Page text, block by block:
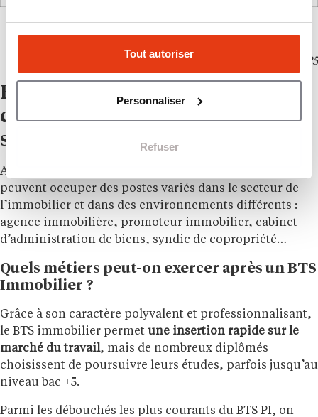
Tout autoriser
Personnaliser
Refuser
Source : Open Data Parcoursup 2025
BTS Professions Immobilières :
quels sont les débouchés et quel
salaire ?
Après un BTS Professions Immobilières, les diplômés
peuvent occuper des postes variés dans le secteur de
l’immobilier et dans des environnements différents :
agence immobilière, promoteur immobilier, cabinet
d’administration de biens, syndic de copropriété…
Quels métiers peut-on exercer après un BTS
Immobilier ?
Grâce à son caractère polyvalent et professionnalisant,
le BTS immobilier permet une insertion rapide sur le
marché du travail, mais de nombreux diplômés
choisissent de poursuivre leurs études, parfois jusqu’au
niveau bac +5.
Parmi les débouchés les plus courants du BTS PI, on